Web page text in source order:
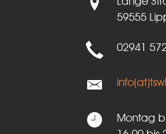
59555
02941
Montag